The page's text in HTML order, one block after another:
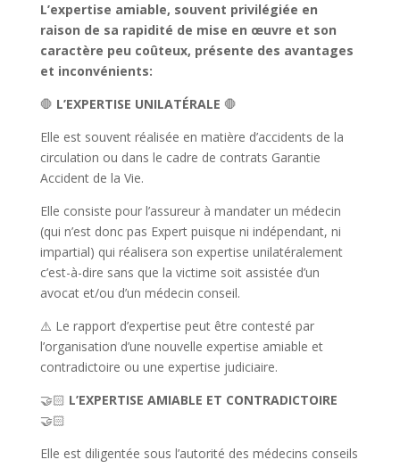
L’expertise amiable, souvent privilégiée en
raison de sa rapidité de mise en œuvre et son
caractère peu coûteux, présente des avantages
et inconvénients:
🛑 L’EXPERTISE UNILATÉRALE 🛑
Elle est souvent réalisée en matière d’accidents de la
circulation ou dans le cadre de contrats Garantie
Accident de la Vie.
Elle consiste pour l’assureur à mandater un médecin
(qui n’est donc pas Expert puisque ni indépendant, ni
impartial) qui réalisera son expertise unilatéralement
c’est-à-dire sans que la victime soit assistée d’un
avocat et/ou d’un médecin conseil.
⚠️ Le rapport d’expertise peut être contesté par
l’organisation d’une nouvelle expertise amiable et
contradictoire ou une expertise judiciaire.
🤝🏻 L’EXPERTISE AMIABLE ET CONTRADICTOIRE
🤝🏻
Elle est diligentée sous l’autorité des médecins conseils